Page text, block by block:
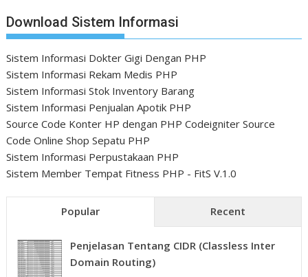
Download Sistem Informasi
Sistem Informasi Dokter Gigi Dengan PHP
Sistem Informasi Rekam Medis PHP
Sistem Informasi Stok Inventory Barang
Sistem Informasi Penjualan Apotik PHP
Source Code Konter HP dengan PHP Codeigniter Source
Code Online Shop Sepatu PHP
Sistem Informasi Perpustakaan PHP
Sistem Member Tempat Fitness PHP - FitS V.1.0
Popular Recent
Penjelasan Tentang CIDR (Classless Inter
Domain Routing)